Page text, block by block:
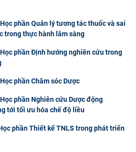
phần Quản lý tương tác thuốc và sai
trong thực hành lâm sàng
phần Định hướng nghiên cứu trong
phần Chăm sóc Dược
phần Nghiên cứu Dược động
tới tối ưu hóa chế độ liều
phần Thiết kế TNLS trong phát triển